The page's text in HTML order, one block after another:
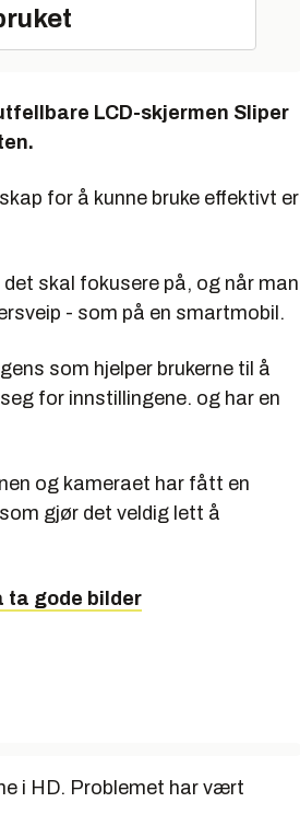
LCD-skjermen Sliper
for å kunne bruke effektivt er
skal fokusere på, og når man
- som på en smartmobil.
som hjelper brukerne til å
for innstillingene. og har en
og kameraet har fått en
gjør det veldig lett å
ta gode bilder
i HD. Problemet har vært